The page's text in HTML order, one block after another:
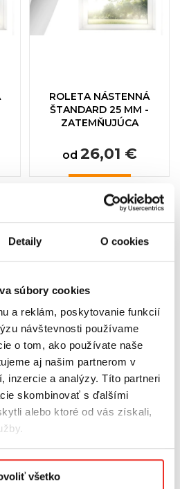
Detaily O cookies
súbory cookies
a reklám, poskytovanie funkcií
návštevnosti používame
o tom, ako používate naše
aj našim partnerom v
inzercie a analýzy. Títo partneri
skombinovať s ďalšími
alebo ktoré od vás získali,
údajov.
všetko
tyče
25 mm
38 mm
ROLETA NÁSTENNÁ
ŠTANDARD 25 MM -
ZATEMŇUJÚCA
od 26,01 €